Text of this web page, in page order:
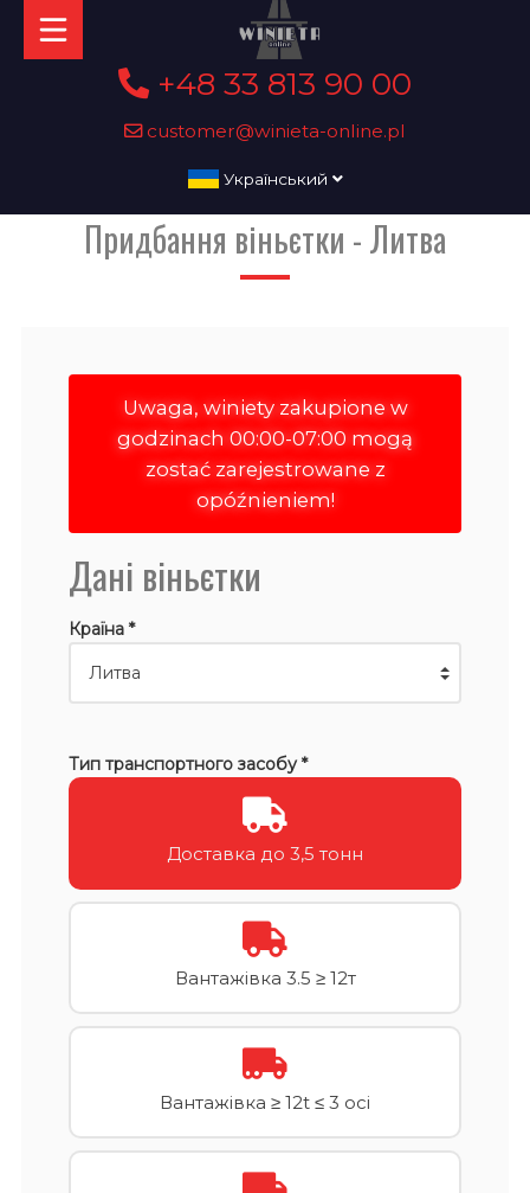
+48 33 813 90 00
customer@winieta-online.pl
Український
Придбання віньєтки - Литва
Uwaga, winiety zakupione w
godzinach 00:00-07:00 mogą
zostać zarejestrowane z
opóźnieniem!
Дані віньєтки
Країна *
Тип транспортного засобу *
Доставка до 3,5 тонн
Вантажівка 3.5 ≥ 12т
Вантажівка ≥ 12t ≤ 3 осі